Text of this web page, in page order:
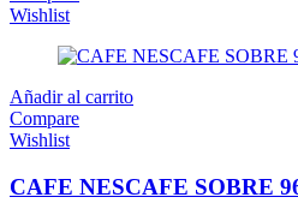
Wishlist
Añadir al carrito
Compare
Wishlist
CAFE NESCAFE SOBRE